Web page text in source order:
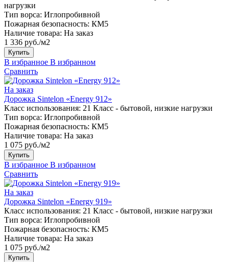
нагрузки
Тип ворса: Иглопробивной
Пожарная безопасность: КМ5
Наличие товара: На заказ
1 336 руб./м2
Купить
В избранное В избранном
Сравнить
На заказ
Дорожка Sintelon «Energy 912»
Класс использования: 21 Класс - бытовой, низкие нагрузки
Тип ворса: Иглопробивной
Пожарная безопасность: КМ5
Наличие товара: На заказ
1 075 руб./м2
Купить
В избранное В избранном
Сравнить
На заказ
Дорожка Sintelon «Energy 919»
Класс использования: 21 Класс - бытовой, низкие нагрузки
Тип ворса: Иглопробивной
Пожарная безопасность: КМ5
Наличие товара: На заказ
1 075 руб./м2
Купить